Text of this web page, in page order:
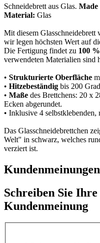
Schneidebrett aus Glas. Made
Material: Glas
Mit diesem
wir legen höchsten Wert auf
Die Fertigung findet zu 100
verwendeten Materialien sind
• Strukturierte Oberfläche
• Hitzebeständig bis 200
• Maße des Brettchens: 20 x
Ecken abgerundet.
• Inklusive 4 selbstklebenden,
Das Glasschneidebrettchen
Welt" in schwarz, welches
verziert ist.
Kundenmeinungen
Schreiben Sie Ihre
Kundenmeinung